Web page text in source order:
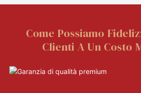
Come Possiamo
Clienti A Un Costo